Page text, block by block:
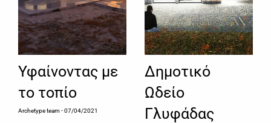
Υφαίνοντας με
το τοπίο
Archetype team- 07/04/2021
Δημοτικό
Ωδείο
Γλυφάδας